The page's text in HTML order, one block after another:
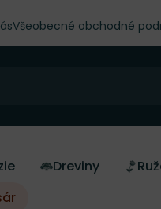
Všeobecné obchodné
Dreviny